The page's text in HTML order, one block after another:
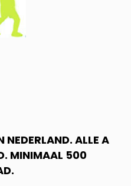
NEDERLAND. ALLE A
MINIMAAL 500